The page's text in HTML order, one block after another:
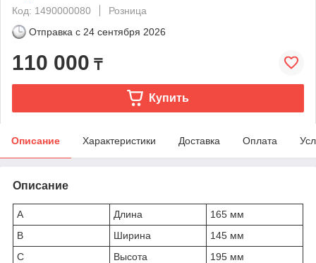
Код: 1490000080
Розница
Отправка с 24 сентября 2026
110 000 ₸
Купить
Описание Характеристики Доставка Оплата
Описание
A Длина
165 мм
B
Ширина
145 мм
C
Высота
195 мм